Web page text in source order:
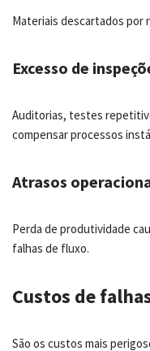
Materiais descartados por
Excesso de
Auditorias, testes
compensar processos
Atrasos
Perda de produtividade
falhas de fluxo.
Custos de
São os custos mais